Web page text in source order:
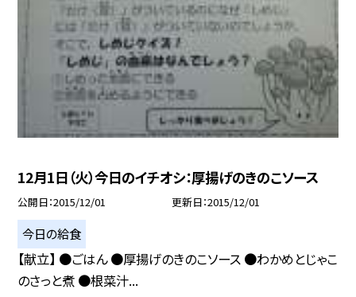
12月1日（火）今日のイチオシ：厚揚げのきのこソース
公開日 2015/12/01 更新日 2015/12/01
今日の給食
【献立】 ●ごはん ●厚揚げのきのこソース ●わかめとじゃこ
のさっと煮 ●根菜汁...